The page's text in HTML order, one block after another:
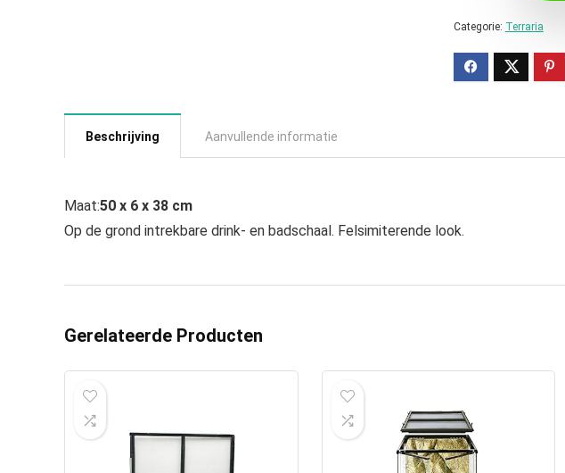
Categorie: Terraria
Beschrijving Aanvullende informatie
Maat:50 x 6 x 38 cm
Op de grond intrekbare drink- en badschaal. Felsimiterende look.
Gerelateerde Producten